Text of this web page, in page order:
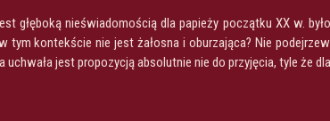
głęboką nieświadomością dla papieży początku XX w.
kontekście nie jest żałosna i oburzająca? Nie
uchwała jest propozycją absolutnie nie do przyjęcia, tyle że